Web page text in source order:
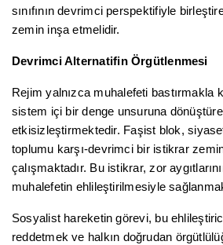
sınıfının devrimci perspektifiyle
zemin inşa etmelidir.
Devrimci Alternatifin Örgütlenmesi
Rejim yalnızca muhalefeti bastırmakla
sistem içi bir denge unsuruna
etkisizleştirmektedir. Faşist blok,
toplumu karşı-devrimci bir istikrar
çalışmaktadır. Bu istikrar, zor
muhalefetin ehlileştirilmesiyle
Sosyalist hareketin görevi, bu
reddetmek ve halkın doğrudan